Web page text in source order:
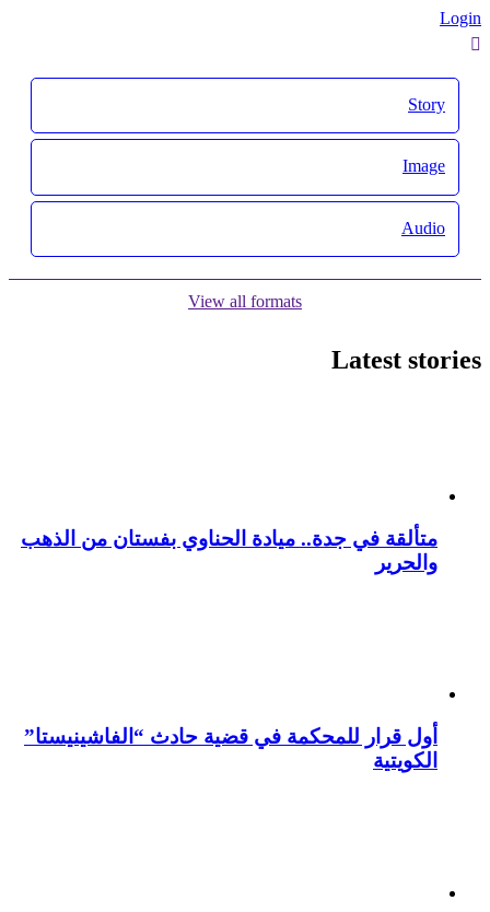
Login
Story
Image
Audio
View all formats
Latest stories
متألقة في جدة.. ميادة الحناوي بفستان من الذهب
والحرير
أول قرار للمحكمة في قضية حادث “الفاشينيستا”
الكويتية